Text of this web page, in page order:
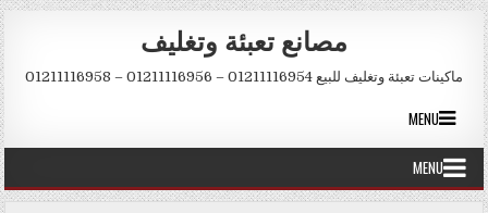
Skip to content
مصانع تعبئة وتغليف
ماكينات تعبئة وتغليف للبيع 01211116954 – 01211116956 – 01211116958
MENU
MENU